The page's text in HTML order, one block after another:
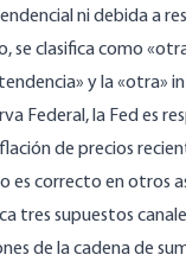
ni debida a
se clasifica como
» y la «otra»
Federal, la Fed es
de precios
es correcto en otros
tres supuestos
de la cadena de